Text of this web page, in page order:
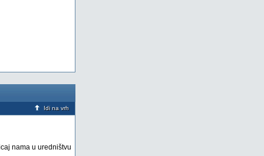
Idi na vrh
nama u uredništvu